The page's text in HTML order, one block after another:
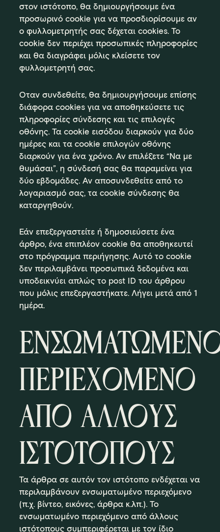
στον ιστότοπο, θα δημιουργήσουμε ένα
προσωρινό cookie για να προσδιορίσουμε αν
ο φυλλομετρητής σας δέχεται cookies. Το
cookie δεν περιέχει προσωπικές πληροφορίες
και θα διαγράφει μόλις κλείσετε τον
φυλλομετρητή σας.
Όταν συνδεθείτε, θα δημιουργήσουμε επίσης
διάφορα cookies για να αποθηκεύσετε τις
πληροφορίες σύνδεσης και τις επιλογές
οθόνης. Τα cookie εισόδου διαρκούν για δύο
ημέρες και τα cookie επιλογών οθόνης
διαρκούν για ένα χρόνο. Αν επιλέξετε “Να με
θυμάσαι”, η σύνδεσή σας θα παραμείνει για
δύο εβδομάδες. Αν αποσυνδεθείτε από το
λογαριασμό σας, τα cookie σύνδεσης θα
καταργηθούν.
Εάν επεξεργαστείτε ή δημοσιεύσετε ένα
άρθρο, ένα επιπλέον cookie θα αποθηκευτεί
στο πρόγραμμα περιήγησης. Αυτό το cookie
δεν περιλαμβάνει προσωπικά δεδομένα και
υποδεικνύει απλώς το post ID του άρθρου
που μόλις επεξεργαστήκατε. Λήγει μετά από 1
ημέρα.
ΠΕΡΙΕΧΟΜΕΝΟ
ΑΠΟ ΑΛΛΟΥΣ
ΙΣΤΟΤΟΠΟΥΣ
Τα άρθρα σε αυτόν τον ιστότοπο ενδέχεται να
περιλαμβάνουν ενσωματωμένο περιεχόμενο
(π.χ. βίντεο, εικόνες, άρθρα κ.λπ.). Το
ενσωματωμένο περιεχόμενο από άλλους
ιστότοπους συμπεριφέρεται με τον ίδιο